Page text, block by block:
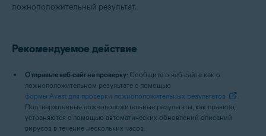
ложноположительный результат.
Рекомендуемое действие
Отправьте веб-сайт на проверку: Сообщите о веб-сайте как о
ложноположительном результате с помощью
формы Avast для проверки ложноположительных результатов
.
Подтвержденные ложноположительные результаты, как правило,
устраняются с помощью автоматических обновлений описаний
вирусов в течение нескольких часов.